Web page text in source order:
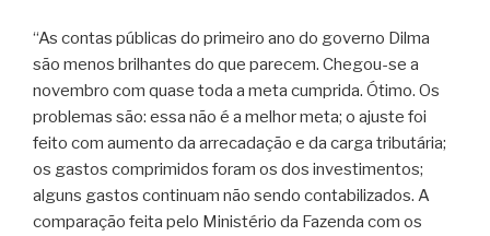
“As contas públicas do primeiro ano do governo Dilma
são menos brilhantes do que parecem. Chegou-se a
novembro com quase toda a meta cumprida. Ótimo. Os
problemas são: essa não é a melhor meta; o ajuste foi
feito com aumento da arrecadação e da carga tributária;
os gastos comprimidos foram os dos investimentos;
alguns gastos continuam não sendo contabilizados. A
comparação feita pelo Ministério da Fazenda com os